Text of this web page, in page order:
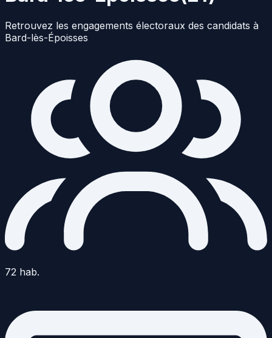
Retrouvez les engagements électoraux des candidats à
Bard-lès-Époisses
72 hab.